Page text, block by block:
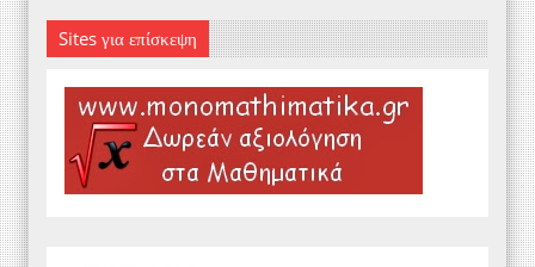
Sites για επίσκεψη